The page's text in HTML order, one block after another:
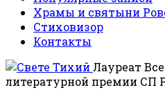
Храмы и святыни
Стиховизор
Контакты
Лауреат
литературной премии СП